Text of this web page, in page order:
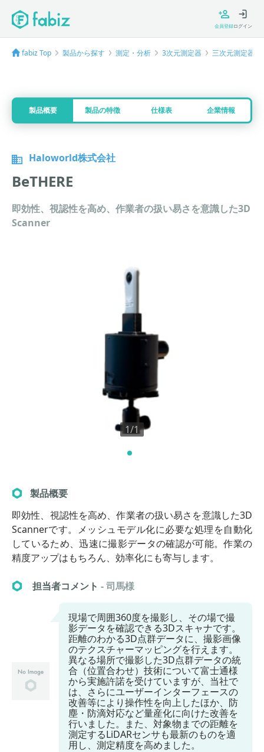
会員登録ログイン
fabiz Top 製品から探す 測定・分析 3次元測定器 三次元測定器
製品概要 製品の特徴 仕様表 企業情報
Haloworld株式会社
BeTHERE
即効性、視認性を高め、作業者の扱い易さを意識した3D
Scanner
1/1
製品概要
即効性、視認性を高め、作業者の扱い易さを意識した3D
Scannerです。メッシュモデル化に必要な処理を自動化
しているため、迅速に撮影データの確認が可能。作業の
精度アップはもちろん、効率化にも寄与します。
担当者コメント - 司馬様
現場で周囲360度を撮影し、その場で撮
影データを確認できる3Dスキャナです。
距離のわかる3D点群データに、撮影画像
のテクスチャーマッピングを行えます。
異なる場所で撮影した3D点群データの統
合（位置合わせ）技術について富士通様
から実施許諾を受けていますが、当社で
は、さらにユーザーインターフェースの
改善等により操作性を向上したほか、防
塵・防滴対応など量産化に向けた改善を
行いました。また、対象物までの距離を
測定するLiDARセンサも最新のものを適
用し、測定精度を高めました。